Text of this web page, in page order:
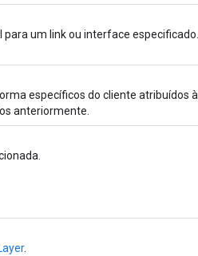
para um link ou interface especificado.
específicos do cliente atribuídos à
anteriormente.
.